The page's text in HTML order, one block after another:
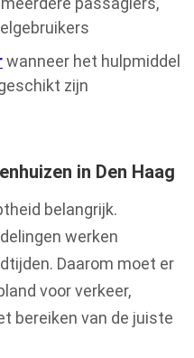
wanneer het hulpmiddel
zijn
in Den Haag
belangrijk.
werken
Daarom moet er
voor verkeer,
bereiken van de juiste